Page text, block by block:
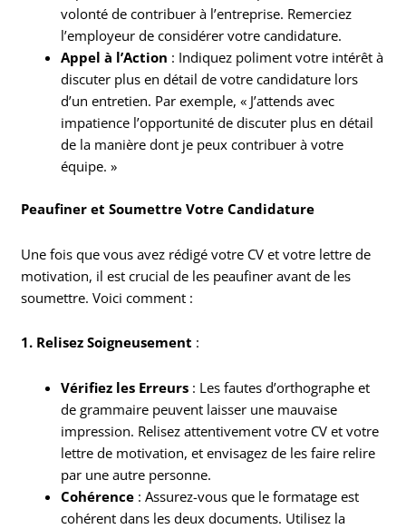
volonté de contribuer à l’entreprise. Remerciez
l’employeur de considérer votre candidature.
Appel à l’Action : Indiquez poliment votre intérêt à
discuter plus en détail de votre candidature lors
d’un entretien. Par exemple, « J’attends avec
impatience l’opportunité de discuter plus en détail
de la manière dont je peux contribuer à votre
équipe. »
Peaufiner et Soumettre Votre Candidature
Une fois que vous avez rédigé votre CV et votre lettre de
motivation, il est crucial de les peaufiner avant de les
soumettre. Voici comment :
1. Relisez Soigneusement :
Vérifiez les Erreurs : Les fautes d’orthographe et
de grammaire peuvent laisser une mauvaise
impression. Relisez attentivement votre CV et votre
lettre de motivation, et envisagez de les faire relire
par une autre personne.
Cohérence : Assurez-vous que le formatage est
cohérent dans les deux documents. Utilisez la